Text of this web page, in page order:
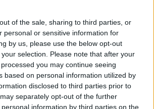
of the sale, sharing to third parties, or
personal or sensitive information for
by us, please use the below opt-out
selection. Please note that after your
you may continue seeing
based on personal information utilized by
disclosed to third parties prior to
separately opt-out of the further
information by third parties on the
ascolto in una comunità più
In questo contesto, la campagna
i tabù e promuovere una
aperta e inclusiva, rendendo
è nascosto.
eppure la risposta della comunità